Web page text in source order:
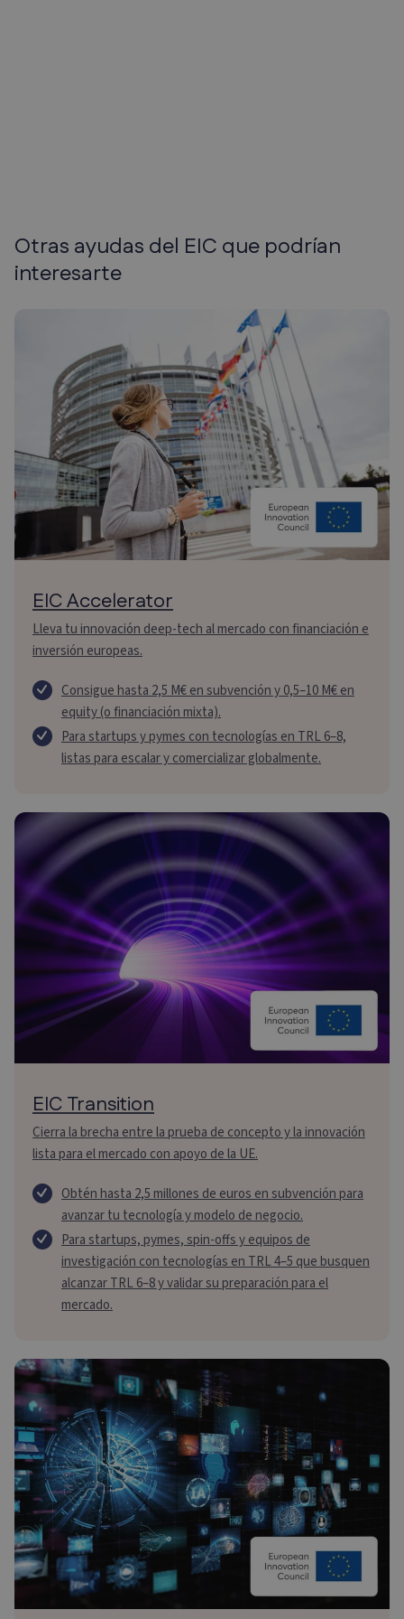
Otras ayudas del EIC que podrían
interesarte
EIC Accelerator
Lleva tu innovación deep-tech al mercado con financiación e
inversión europeas.
Consigue hasta 2,5 M€ en subvención y 0,5–10 M€ en
equity (o financiación mixta).
Para startups y pymes con tecnologías en TRL 6–8,
listas para escalar y comercializar globalmente.
EIC Transition
Cierra la brecha entre la prueba de concepto y la innovación
lista para el mercado con apoyo de la UE.
Obtén hasta 2,5 millones de euros en subvención para
avanzar tu tecnología y modelo de negocio.
Para startups, pymes, spin-offs y equipos de
investigación con tecnologías en TRL 4–5 que busquen
alcanzar TRL 6–8 y validar su preparación para el
mercado.